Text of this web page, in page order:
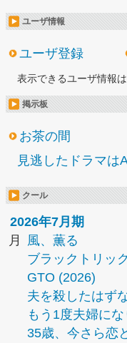
ユーザ情報
ユーザ登録
表示できるユーザ情報は
掲示板
お茶の間
見逃したドラマは
クール
2026年7月期
月
風、薫る
ブラックトリッ
GTO (2026)
夫を殺したはず
もう1度夫婦に
35歳、今さら恋